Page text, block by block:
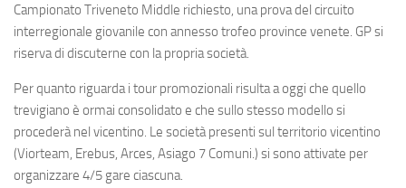
Campionato Triveneto Middle richiesto, una prova del circuito
interregionale giovanile con annesso trofeo province venete. GPsi
riserva di discuterne con la propria società.
Per quanto riguarda i tour promozionali risulta a oggi che quello
trevigiano è ormai consolidato e che sullo stesso modello si
procederà nel vicentino. Le società presenti sul territorio vicentino
(Viorteam, Erebus, Arces, Asiago 7 Comuni.) si sono attivate per
organizzare 4/5 gare ciascuna.